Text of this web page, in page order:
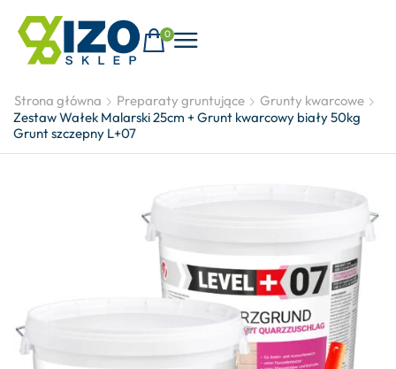
0
Strona główna Preparaty gruntujące
Grunty kwarcowe
Zestaw Wałek Malarski 25cm + Grunt kwarcowy biały 50kg
Grunt szczepny L+07